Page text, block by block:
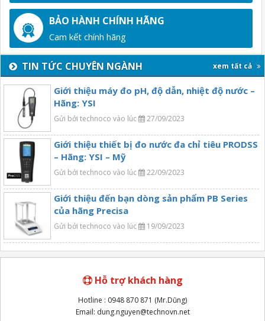
BẢO HÀNH CHÍNH HÃNG
Cam kết chính hãng
TIN TỨC CHUYÊN NGÀNH xem tất cả
Giới thiệu máy đo pH, độ dẫn, nhiệt độ nước –
Hãng: YSI
Gửi bởi technoco vào lúc 27/09/2023
Giới thiệu thiết bị đo nước đa chỉ tiêu PRODSS
– Hãng: YSI – Mỹ
Gửi bởi technoco vào lúc 22/09/2023
Giới thiệu đến bạn dòng sản phẩm PB Series
của hãng Precisa
Gửi bởi technoco vào lúc 19/09/2023
Hỗ trợ khách hàng
Hotline : 0948 870 871 (Mr.Dũng)
Email: dung.nguyen@technovn.net